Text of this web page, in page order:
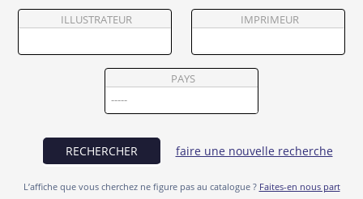
Vendre
ILLUSTRATEUR IMPRIMEUR
PAYS
RECHERCHER faire une nouvelle recherche
L’affiche que vous cherchez ne figure pas au catalogue ? Faites-en nous part